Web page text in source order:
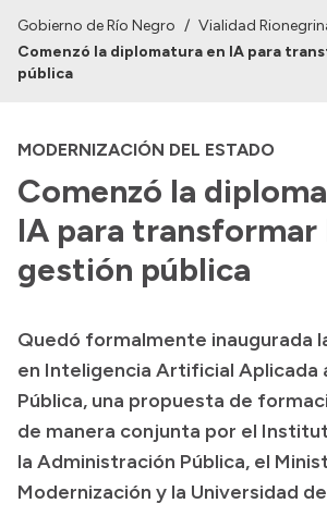
Institucional
Autoridades
Delegaciones
Normativa
Historia Vial
Mi Vial
Recibos de sueldo
Correo oficial
Gobierno de Río Negro / Vialidad
Comenzó la diplomatura en IA para
pública
MODERNIZACIÓN DEL ESTADO
Comenzó la
IA para transformar
gestión pública
Quedó formalmente inaugurada
en Inteligencia Artificial Aplicada
Pública, una propuesta de
de manera conjunta por el
la Administración Pública, el
Modernización y la Universidad